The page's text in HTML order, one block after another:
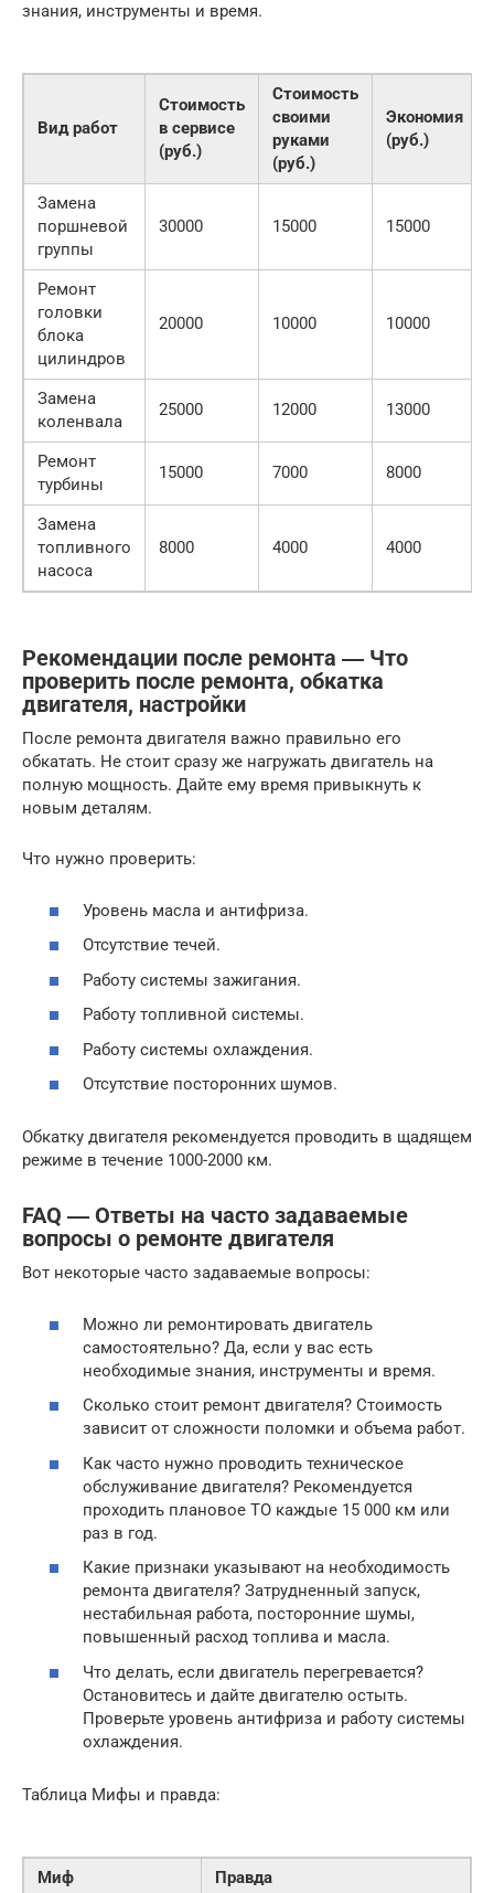
знания, инструменты и время.
Вид работ
Стоимость
в сервисе
(руб.)
Стоимость
своими
руками
(руб.)
Экономия
(руб.)
Замена
поршневой
группы
30000 15000 15000
Ремонт
головки
блока
цилиндров
20000 10000 10000
Замена
коленвала
25000 12000 13000
Ремонт
турбины
15000 7000 8000
Замена
топливного
насоса
8000 4000 4000
Рекомендации после ремонта ― Что
проверить после ремонта, обкатка
двигателя, настройки
После ремонта двигателя важно правильно его
обкатать. Не стоит сразу же нагружать двигатель на
полную мощность. Дайте ему время привыкнуть к
новым деталям.
Что нужно проверить:
Уровень масла и антифриза.
Отсутствие течей.
Работу системы зажигания.
Работу топливной системы.
Работу системы охлаждения.
Отсутствие посторонних шумов.
Обкатку двигателя рекомендуется проводить в щадящем
режиме в течение 1000-2000 км.
FAQ ― Ответы на часто задаваемые
вопросы о ремонте двигателя
Вот некоторые часто задаваемые вопросы:
Можно ли ремонтировать двигатель
самостоятельно? Да, если у вас есть
необходимые знания, инструменты и время.
Сколько стоит ремонт двигателя? Стоимость
зависит от сложности поломки и объема работ.
Как часто нужно проводить техническое
обслуживание двигателя? Рекомендуется
проходить плановое ТО каждые 15 000 км или
раз в год.
Какие признаки указывают на необходимость
ремонта двигателя? Затрудненный запуск,
нестабильная работа, посторонние шумы,
повышенный расход топлива и масла.
Что делать, если двигатель перегревается?
Остановитесь и дайте двигателю остыть.
Проверьте уровень антифриза и работу системы
охлаждения.
Таблица Мифы и правда:
Миф Правда